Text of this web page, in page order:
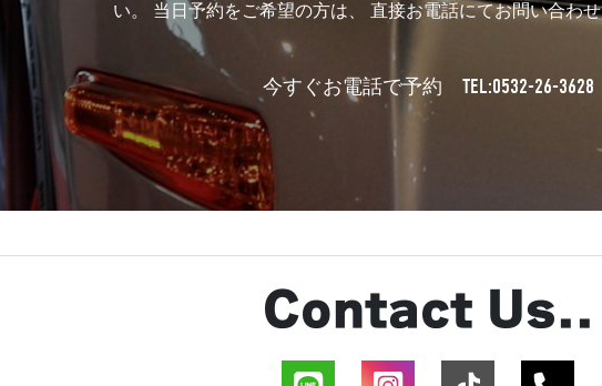
い。 当日予約をご希望の方は、 直接お電話にてお問い合わ
今すぐお電話で予約 TEL:0532-26-3628
Contact Us..